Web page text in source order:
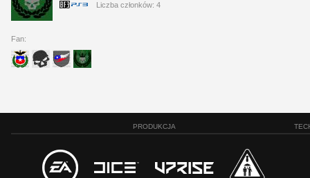
Liczba członków: 4
Fan:
PRODUKCJA